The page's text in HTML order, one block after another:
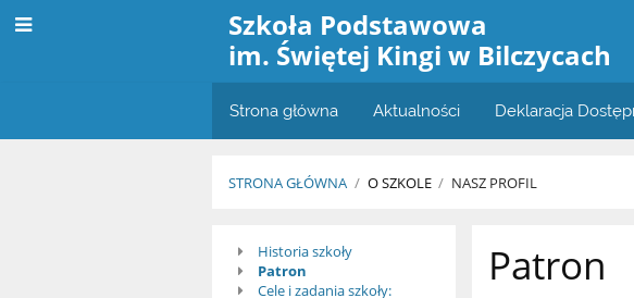
Szkoła Podstawowa
im. Świętej Kingi w Bilczycach
Strona główna Aktualności Deklaracja
STRONA GŁÓWNA / O SZKOLE / NASZ PROFIL
Nasz
Historia szkoły
Patron
Cele i zadania szkoły:
Patron